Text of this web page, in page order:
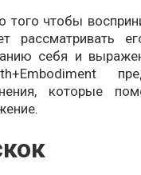
того чтобы
рассматривать
себя и
которые